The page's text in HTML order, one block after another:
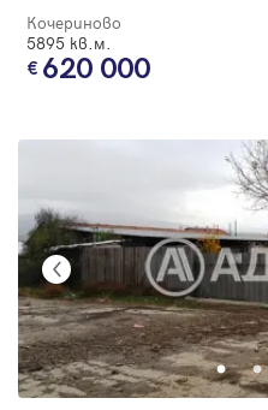
Кочериново
5895 кв.м.
620 000